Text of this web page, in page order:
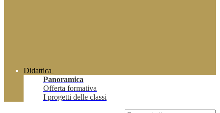
Didattica
Panoramica
Offerta formativa
I progetti delle classi